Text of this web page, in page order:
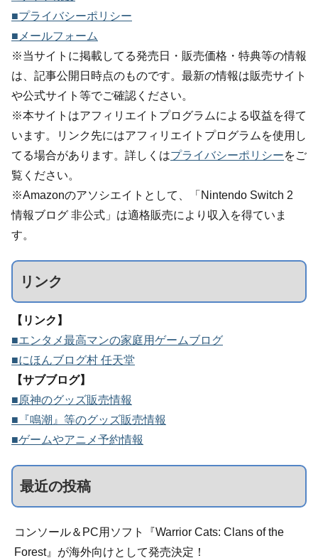
■プライバシーポリシー
■メールフォーム
※当サイトに掲載してる発売日・販売価格・特典等の情報
は、記事公開日時点のものです。最新の情報は販売サイト
や公式サイト等でご確認ください。
※本サイトはアフィリエイトプログラムによる収益を得て
います。リンク先にはアフィリエイトプログラムを使用し
てる場合があります。詳しくはプライバシーポリシーをご
覧ください。
※Amazonのアソシエイトとして、「Nintendo Switch 2
情報ブログ 非公式」は適格販売により収入を得ていま
す。
リンク
【リンク】
■エンタメ最高マンの家庭用ゲームブログ
■にほんブログ村 任天堂
【サブブログ】
■原神のグッズ販売情報
■『鳴潮』等のグッズ販売情報
■ゲームやアニメ予約情報
最近の投稿
コンソール＆PC用ソフト『Warrior Cats: Clans of the
Forest』が海外向けとして発売決定！